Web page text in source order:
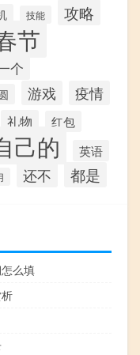
技能 攻略
节
个
游戏 疫情
礼物
红包
己的 英语
还不 都是
么填